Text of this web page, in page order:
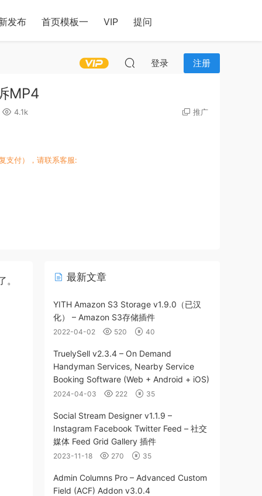
发布 首页模板一 VIP 提问
登录 注册
MP4
4.1k 推广
支付），请联系客服:
最新文章
YITH Amazon S3 Storage v1.9.0（已汉
化） – Amazon S3存储插件
2022-04-02 520 40
TruelySell v2.3.4 – On Demand
Handyman Services, Nearby Service
Booking Software (Web + Android + iOS)
2024-04-03 222 35
Social Stream Designer v1.1.9 –
Instagram Facebook Twitter Feed – 社交
媒体 Feed Grid Gallery 插件
2023-11-18 270 35
Admin Columns Pro – Advanced Custom
Field (ACF) Addon v3.0.4